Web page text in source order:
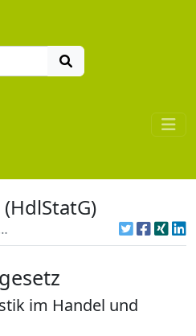
(HdlStatG)
im Handel und